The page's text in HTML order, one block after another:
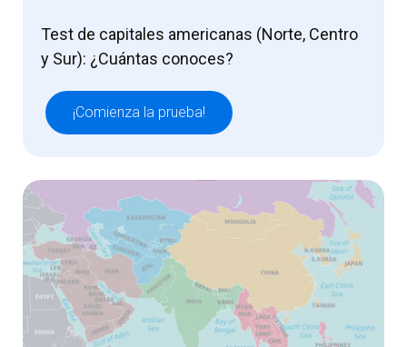
Test de capitales americanas (Norte, Centro
y Sur): ¿Cuántas conoces?
¡Comienza la prueba!